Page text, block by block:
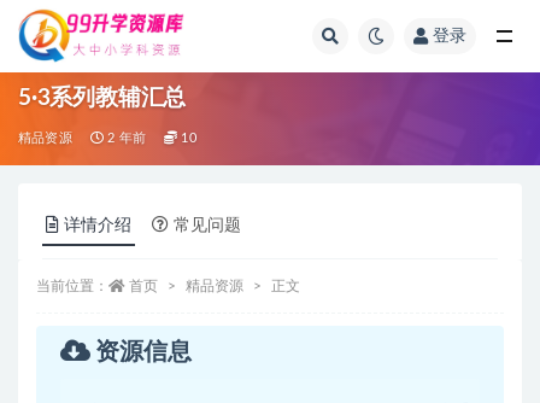
登录
5·3系列教辅汇总
精品资源 2 年前 10
详情介绍 常见问题
当前位置： 首页 精品资源 正文
资源信息